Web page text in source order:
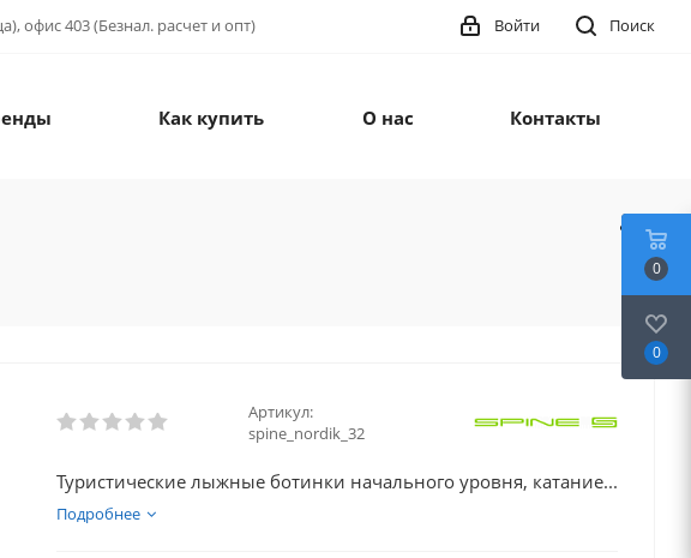
офис 403 (Безнал. расчет и опт) Поиск
Войти
Как купить О нас Контакты
Артикул:
spine_nordik_32
Туристические лыжные ботинки начального уровня, катание...
Подробнее
0
0